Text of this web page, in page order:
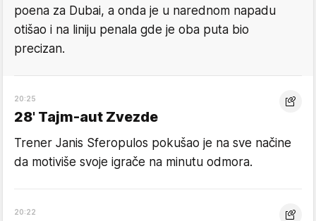
poena za Dubai, a onda je u narednom napadu
otišao i na liniju penala gde je oba puta bio
precizan.
20:25
28' Tajm-aut Zvezde
Trener Janis Sferopulos pokušao je na sve načine
da motiviše svoje igrače na minutu odmora.
20:22